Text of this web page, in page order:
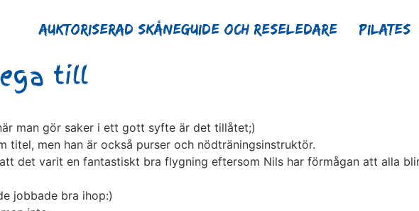
Auktoriserad Skåneguide och Reseledare Pilates
till
man gör saker i ett gott syfte är det tillåtet;)
titel, men han är också purser och nödträningsinstruktör.
det varit en fantastiskt bra flygning eftersom Nils har förmågan att alla
jobbade bra ihop:)